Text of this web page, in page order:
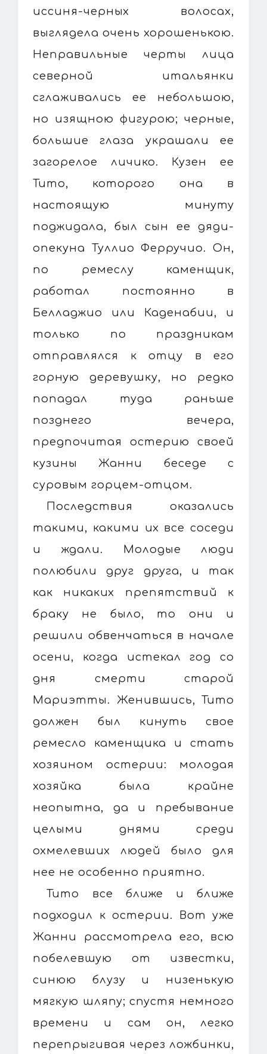
иссиня-черных волосах,
выглядела очень хорошенькою.
Неправильные черты лица
северной итальянки
сглаживались ее небольшою,
но изящною фигурою; черные,
большие глаза украшали ее
загорелое личико. Кузен ее
Тито, которого она в
настоящую минуту
поджидала, был сын ее дяди-
опекуна Туллио Ферручио. Он,
по ремеслу каменщик,
работал постоянно в
Белладжио или Каденабии, и
только по праздникам
отправлялся к отцу в его
горную деревушку, но редко
попадал туда раньше
позднего вечера,
предпочитая остерию своей
кузины Жанни беседе с
суровым горцем-отцом.
Последствия оказались
такими, какими их все соседи
и ждали. Молодые люди
полюбили друг друга, и так
как никаких препятствий к
браку не было, то они и
решили обвенчаться в начале
осени, когда истекал год со
дня смерти старой
Мариэтты. Женившись, Тито
должен был кинуть свое
ремесло каменщика и стать
хозяином остерии: молодая
хозяйка была крайне
неопытна, да и пребывание
целыми днями среди
охмелевших людей было для
нее не особенно приятно.
Тито все ближе и ближе
подходил к остерии. Вот уже
Жанни рассмотрела его, всю
побелевшую от известки,
синюю блузу и низенькую
мягкую шляпу; спустя немного
времени и сам он, легко
перепрыгивая через ложбинки,